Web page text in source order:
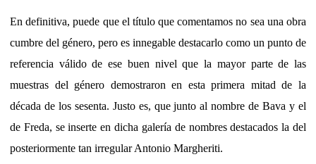
En definitiva, puede que el título que comentamos no sea una obra
cumbre del género, pero es innegable destacarlo como un punto de
referencia válido de ese buen nivel que la mayor parte de las
muestras del género demostraron en esta primera mitad de la
década de los sesenta. Justo es, que junto al nombre de Bava y el
de Freda, se inserte en dicha galería de nombres destacados la del
posteriormente tan irregular Antonio Margheriti.